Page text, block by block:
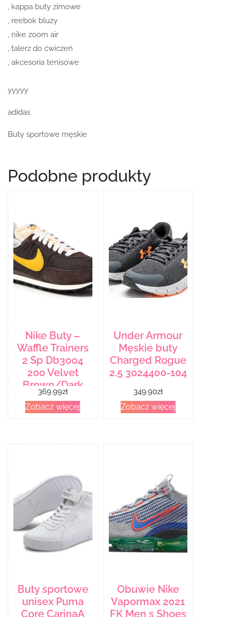
, kappa buty zimowe
, reebok bluzy
, nike zoom air
, talerz do ćwiczeń
, akcesoria tenisowe
yyyyy
adidas
Buty sportowe męskie
Podobne produkty
Nike Buty –
Waffle Trainers
2 Sp Db3004
200 Velvet
Brown/Dark
Sulfur
369.99zł
Zobacz więcej
Under Armour
Męskie buty
Charged Rogue
2.5 3024400-104
349.90zł
Zobacz więcej
Buty sportowe
unisex Puma
Core CarinaA
Obuwie Nike
Vapormax 2021
FK Men s Shoes